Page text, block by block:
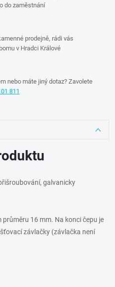
do zaměstnání
prodejně, rádi vás
v Hradci Králové
nebo máte jiný dotaz? Zavolete
811
galvanicky
průměru 16 mm. Na konci čepu je
závlačky (závlačka není